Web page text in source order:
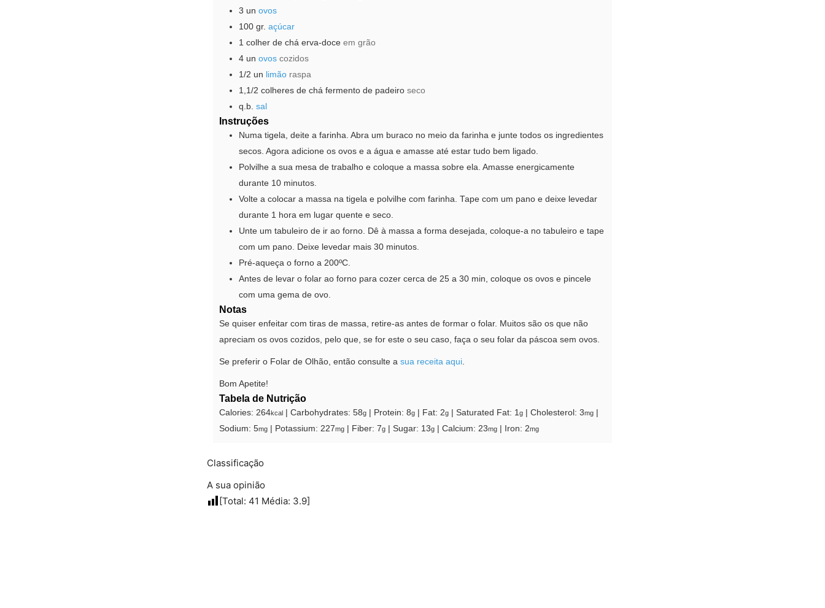
3 un ovos
100 gr. açúcar
1 colher de chá erva-doce em grão
4 un ovos cozidos
1/2 un limão raspa
1,1/2 colheres de chá fermento de padeiro seco
q.b. sal
Instruções
Numa tigela, deite a farinha. Abra um buraco no meio da farinha e junte todos os ingredientes
secos. Agora adicione os ovos e a água e amasse até estar tudo bem ligado.
Polvilhe a sua mesa de trabalho e coloque a massa sobre ela. Amasse energicamente
durante 10 minutos.
Volte a colocar a massa na tigela e polvilhe com farinha. Tape com um pano e deixe levedar
durante 1 hora em lugar quente e seco.
Unte um tabuleiro de ir ao forno. Dê à massa a forma desejada, coloque-a no tabuleiro e tape
com um pano. Deixe levedar mais 30 minutos.
Pré-aqueça o forno a 200ºC.
Antes de levar o folar ao forno para cozer cerca de 25 a 30 min, coloque os ovos e pincele
com uma gema de ovo.
Notas
Se quiser enfeitar com tiras de massa, retire-as antes de formar o folar. Muitos são os que não
apreciam os ovos cozidos, pelo que, se for este o seu caso, faça o seu folar da páscoa sem ovos.
Se preferir o Folar de Olhão, então consulte a sua receita aqui.
Bom Apetite!
Tabela de Nutrição
Calories: 264kcal Carbohydrates: 58g Protein: 8g Fat: 2g Saturated Fat: 1g Cholesterol: 3mg
Sodium: 5mg Potassium: 227mg Fiber: 7g Sugar: 13g Calcium: 23mg Iron: 2mg
Classificação
A sua opinião
[Total: 41 Média: 3.9]